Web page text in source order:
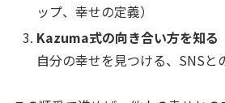
ップ、幸せの定義）
Kazuma式の向き合い方を知る
自分の幸せを見つける、SNSと